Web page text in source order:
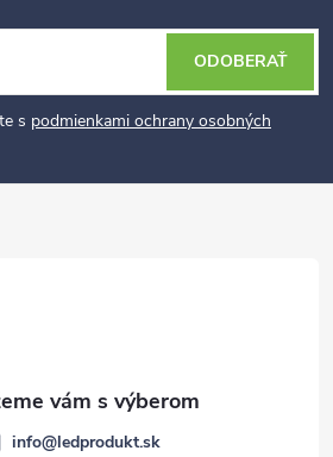
s podmienkami ochrany osobných
ODOBERAŤ
info@ledprodukt.sk